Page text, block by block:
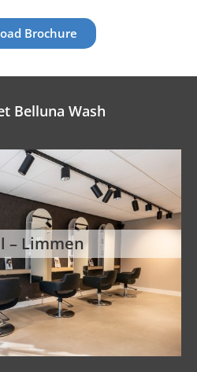
Brochure
Belluna Wash
– Limmen